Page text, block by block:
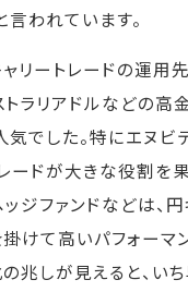
われています。
リートレードの運用先
ラリアドルなどの高
でした。特にエヌビ
ードが大きな役割を
ジファンドなどは、円
けて高いパフォーマ
兆しが見えると、い